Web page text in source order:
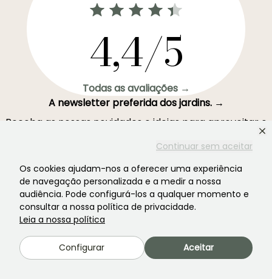
Continuar sem aceitar
Os cookies ajudam-nos a oferecer uma experiência
de navegação personalizada e a medir a nossa
audiência. Pode configurá-los a qualquer momento e
consultar a nossa política de privacidade.
Leia a nossa política
Configurar Aceitar
4,4/5
Todas as avaliações →
A newsletter preferida dos jardins. →
Receba as nossas novidades e ideias para aproveitar o
Inscrever-se →
Este formulário está protegido pelo reCAPTCHA - aplicam-se aTermos de
ServiçoePolítica de Privacidade do Google.